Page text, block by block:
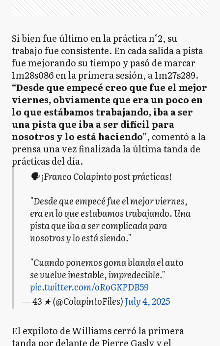
Si bien fue último en la práctica n°2, su
trabajo fue consistente. En cada salida a pista
fue mejorando su tiempo y pasó de marcar
1m28s086 en la primera sesión, a 1m27s289.
“Desde que empecé creo que fue el mejor
viernes, obviamente que era un poco en
lo que estábamos trabajando, iba a ser
una pista que iba a ser difícil para
nosotros y lo está haciendo”, comentó a la
prensa una vez finalizada la última tanda de
prácticas del día.
🗣️ ¡Franco Colapinto post prácticas!
"Desde que empecé fue el mejor viernes,
era en lo que estabamos trabajando. Una
pista que iba a ser complicada para
nosotros y lo está siendo."
"Cuando ponemos goma blanda el auto
se vuelve inestable, impredecible."
pic.twitter.com/oRoGKPDB59
— 43 ★ (@ColapintoFiles)July 4, 2025
El expiloto de Williams cerró la primera
tanda por delante de Pierre Gasly y el